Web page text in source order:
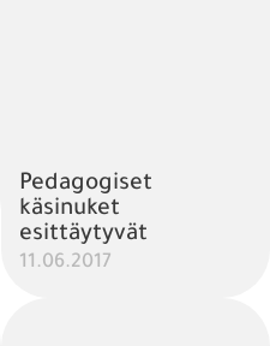
Pedagogiset
käsinuket
esittäytyvät
11.06.2017